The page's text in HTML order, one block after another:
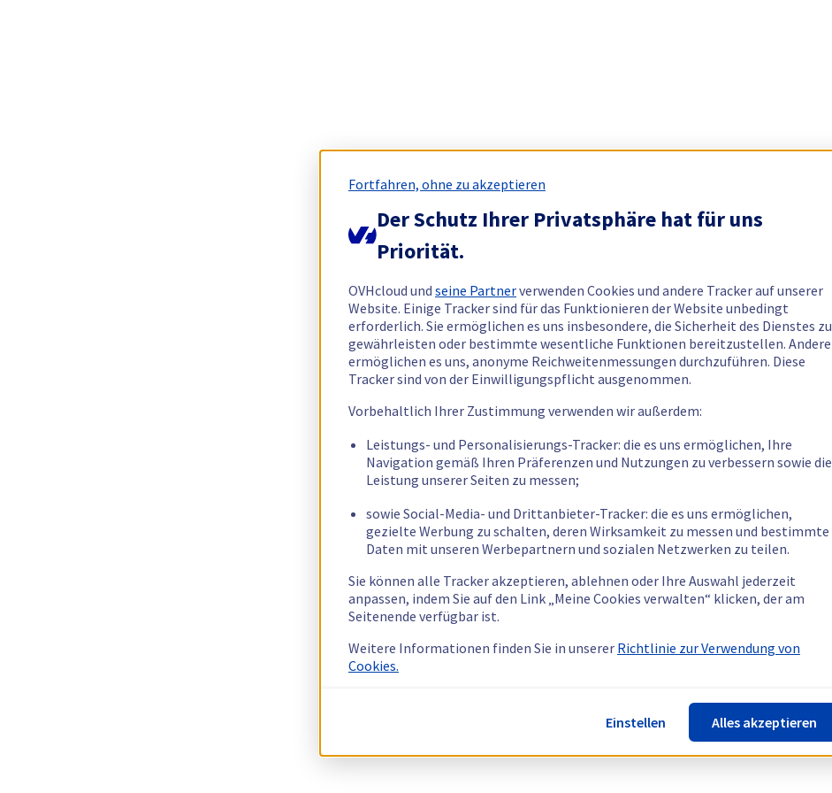
Fortfahren, ohne zu akzeptieren
Der Schutz Ihrer Privatsphäre hat für uns
Priorität.
OVHcloud und seine Partnerverwenden Cookies und andere Tracker auf unserer
Website. Einige Tracker sind für das Funktionieren der Website unbedingt
erforderlich. Sie ermöglichen es uns insbesondere, die Sicherheit des Dienstes zu
gewährleisten oder bestimmte wesentliche Funktionen bereitzustellen. Andere
ermöglichen es uns, anonyme Reichweitenmessungen durchzuführen. Diese
Tracker sind von der Einwilligungspflicht ausgenommen.
Vorbehaltlich Ihrer Zustimmung verwenden wir außerdem:
Leistungs- und Personalisierungs-Tracker: die es uns ermöglichen, Ihre
Navigation gemäß Ihren Präferenzen und Nutzungen zu verbessern sowie die
Leistung unserer Seiten zu messen;
sowie Social-Media- und Drittanbieter-Tracker: die es uns ermöglichen,
gezielte Werbung zu schalten, deren Wirksamkeit zu messen und bestimmte
Daten mit unseren Werbepartnern und sozialen Netzwerken zu teilen.
Sie können alle Tracker akzeptieren, ablehnen oder Ihre Auswahl jederzeit
anpassen, indem Sie auf den Link „Meine Cookies verwalten“ klicken, der am
Seitenende verfügbar ist.
Weitere Informationen finden Sie in unserer Richtlinie zur Verwendung von
Cookies.
Einstellen Alles akzeptieren